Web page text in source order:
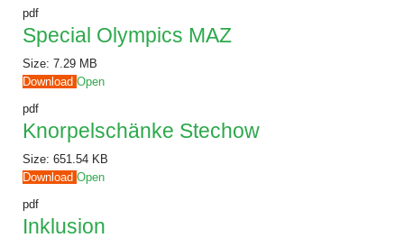
pdf
Special Olympics MAZ
Size: 7.29 MB
Download Open
pdf
Knorpelschänke Stechow
Size: 651.54 KB
Download Open
pdf
Inklusion